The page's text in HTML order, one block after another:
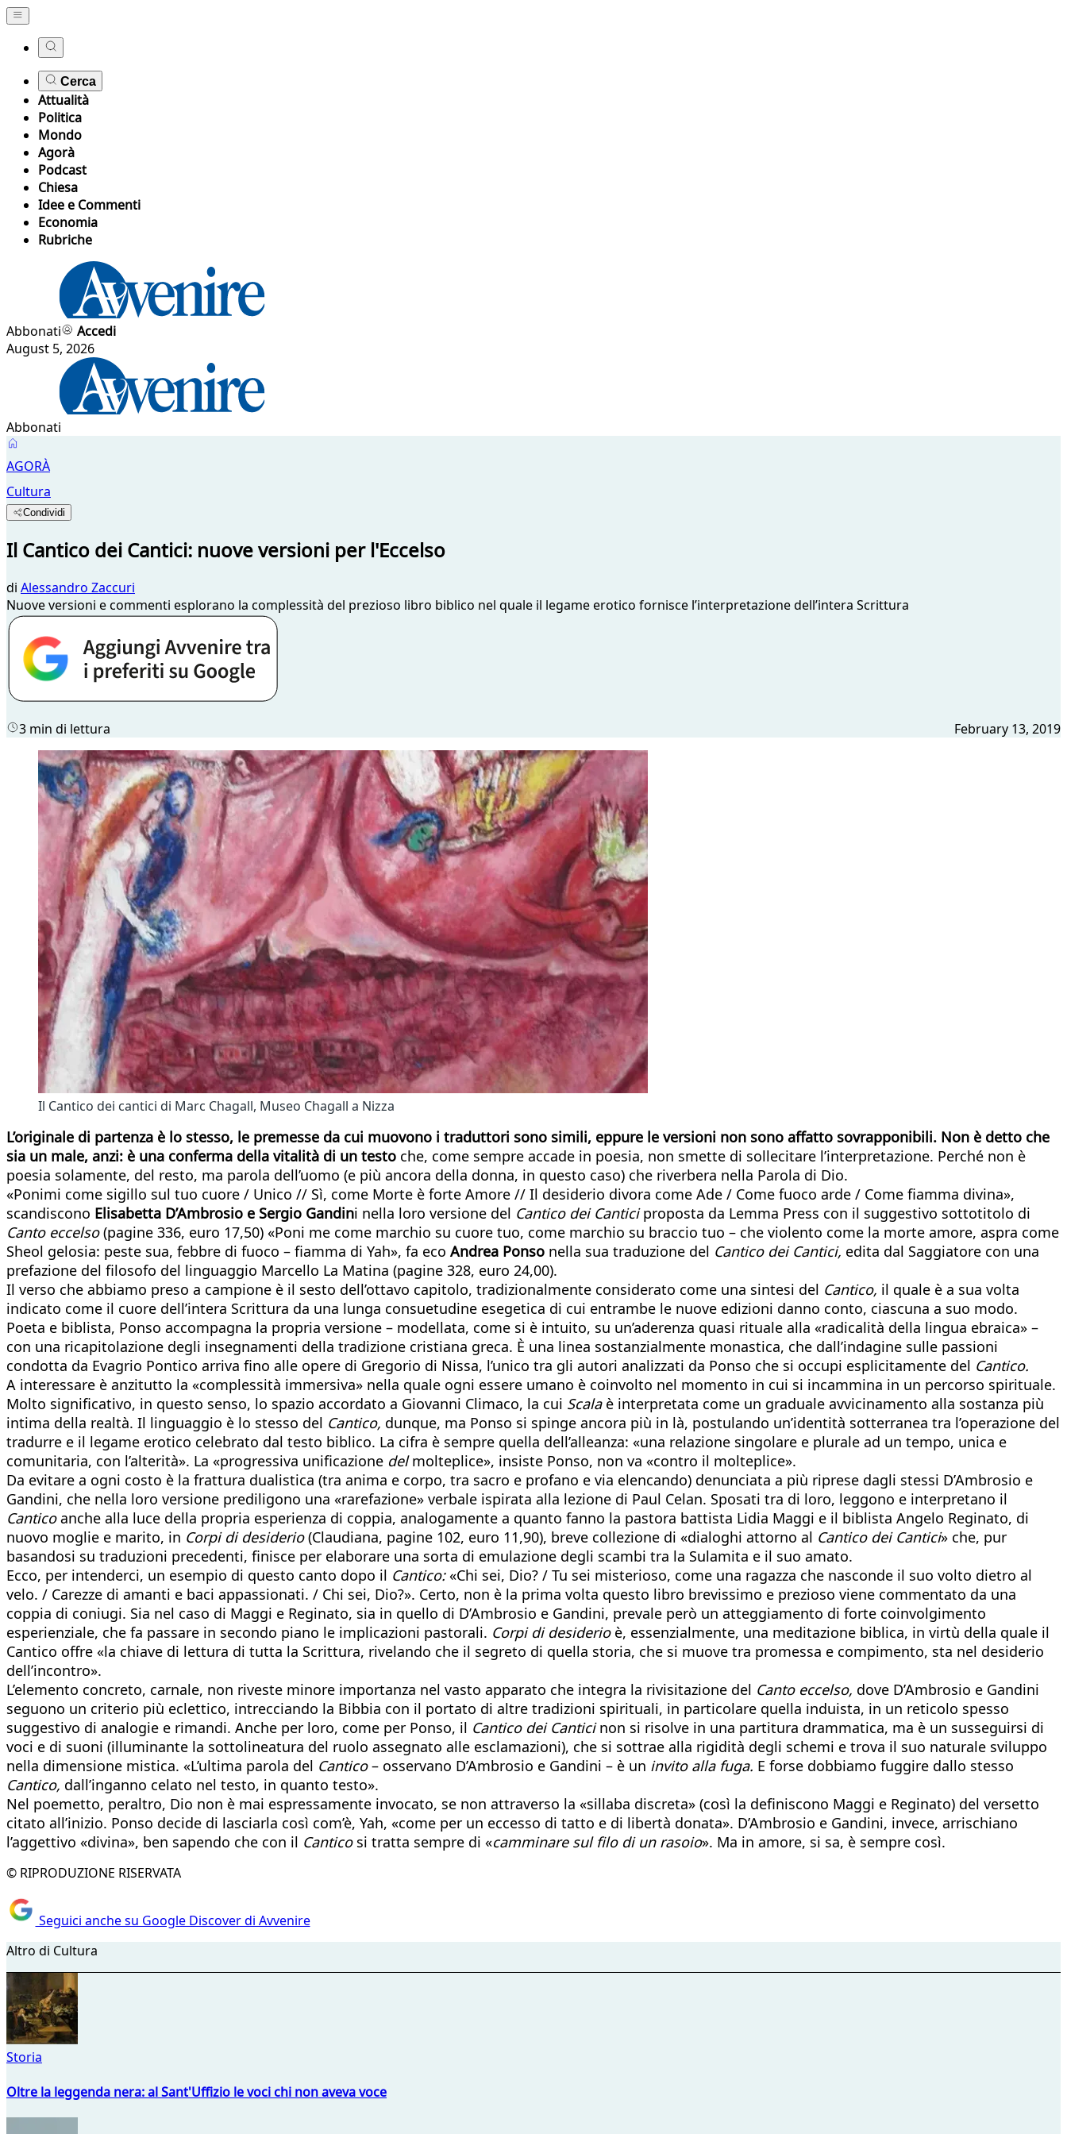
Cerca
Attualità
Politica
Mondo
Agorà
Podcast
Chiesa
Idee e Commenti
Economia
Rubriche
Abbonati
Accedi
August 5, 2026
Abbonati
AGORÀ
Cultura
Condividi
Il Cantico dei Cantici: nuove versioni per l'Eccelso
di Alessandro Zaccuri
Nuove versioni e commenti esplorano la complessità del prezioso libro biblico nel quale il legame erotico fornisce l’interpretazione dell’intera Scrittura
3 min di lettura February 13, 2019
Il Cantico dei cantici di Marc Chagall, Museo Chagall a Nizza
L’originale di partenza è lo stesso, le premesse da cui muovono i traduttori sono simili, eppure le versioni non sono affatto sovrapponibili. Non è detto che
sia un male, anzi: è una conferma della vitalità di un testo che, come sempre accade in poesia, non smette di sollecitare l’interpretazione. Perché non è
poesia solamente, del resto, ma parola dell’uomo (e più ancora della donna, in questo caso) che riverbera nella Parola di Dio.
«Ponimi come sigillo sul tuo cuore / Unico // Sì, come Morte è forte Amore // Il desiderio divora come Ade / Come fuoco arde / Come fiamma divina»,
scandiscono Elisabetta D’Ambrosio e Sergio Gandini nella loro versione del Cantico dei Canticiproposta da Lemma Press con il suggestivo sottotitolo di
Canto eccelso(pagine 336, euro 17,50) «Poni me come marchio su cuore tuo, come marchio su braccio tuo – che violento come la morte amore, aspra come
Sheol gelosia: peste sua, febbre di fuoco – fiamma di Yah», fa eco Andrea Ponso nella sua traduzione del Cantico dei Cantici, edita dal Saggiatore con una
prefazione del filosofo del linguaggio Marcello La Matina (pagine 328, euro 24,00).
Il verso che abbiamo preso a campione è il sesto dell’ottavo capitolo, tradizionalmente considerato come una sintesi del Cantico, il quale è a sua volta
indicato come il cuore dell’intera Scrittura da una lunga consuetudine esegetica di cui entrambe le nuove edizioni danno conto, ciascuna a suo modo.
Poeta e biblista, Ponso accompagna la propria versione – modellata, come si è intuito, su un’aderenza quasi rituale alla «radicalità della lingua ebraica» –
con una ricapitolazione degli insegnamenti della tradizione cristiana greca. È una linea sostanzialmente monastica, che dall’indagine sulle passioni
condotta da Evagrio Pontico arriva fino alle opere di Gregorio di Nissa, l’unico tra gli autori analizzati da Ponso che si occupi esplicitamente del Cantico.
A interessare è anzitutto la «complessità immersiva» nella quale ogni essere umano è coinvolto nel momento in cui si incammina in un percorso spirituale.
Molto significativo, in questo senso, lo spazio accordato a Giovanni Climaco, la cui Scalaè interpretata come un graduale avvicinamento alla sostanza più
intima della realtà. Il linguaggio è lo stesso del Cantico, dunque, ma Ponso si spinge ancora più in là, postulando un’identità sotterranea tra l’operazione del
tradurre e il legame erotico celebrato dal testo biblico. La cifra è sempre quella dell’alleanza: «una relazione singolare e plurale ad un tempo, unica e
comunitaria, con l’alterità». La «progressiva unificazione delmolteplice», insiste Ponso, non va «contro il molteplice».
Da evitare a ogni costo è la frattura dualistica (tra anima e corpo, tra sacro e profano e via elencando) denunciata a più riprese dagli stessi D’Ambrosio e
Gandini, che nella loro versione prediligono una «rarefazione» verbale ispirata alla lezione di Paul Celan. Sposati tra di loro, leggono e interpretano il
Canticoanche alla luce della propria esperienza di coppia, analogamente a quanto fanno la pastora battista Lidia Maggi e il biblista Angelo Reginato, di
nuovo moglie e marito, in Corpi di desiderio(Claudiana, pagine 102, euro 11,90), breve collezione di «dialoghi attorno al Cantico dei Cantici» che, pur
basandosi su traduzioni precedenti, finisce per elaborare una sorta di emulazione degli scambi tra la Sulamita e il suo amato.
Ecco, per intenderci, un esempio di questo canto dopo il Cantico:«Chi sei, Dio? / Tu sei misterioso, come una ragazza che nasconde il suo volto dietro al
velo. / Carezze di amanti e baci appassionati. / Chi sei, Dio?». Certo, non è la prima volta questo libro brevissimo e prezioso viene commentato da una
coppia di coniugi. Sia nel caso di Maggi e Reginato, sia in quello di D’Ambrosio e Gandini, prevale però un atteggiamento di forte coinvolgimento
esperienziale, che fa passare in secondo piano le implicazioni pastorali. Corpi di desiderioè, essenzialmente, una meditazione biblica, in virtù della quale il
Cantico offre «la chiave di lettura di tutta la Scrittura, rivelando che il segreto di quella storia, che si muove tra promessa e compimento, sta nel desiderio
dell’incontro».
L’elemento concreto, carnale, non riveste minore importanza nel vasto apparato che integra la rivisitazione del Canto eccelso, dove D’Ambrosio e Gandini
seguono un criterio più eclettico, intrecciando la Bibbia con il portato di altre tradizioni spirituali, in particolare quella induista, in un reticolo spesso
suggestivo di analogie e rimandi. Anche per loro, come per Ponso, il Cantico dei Canticinon si risolve in una partitura drammatica, ma è un susseguirsi di
voci e di suoni (illuminante la sottolineatura del ruolo assegnato alle esclamazioni), che si sottrae alla rigidità degli schemi e trova il suo naturale sviluppo
nella dimensione mistica. «L’ultima parola del Cantico– osservano D’Ambrosio e Gandini – è un invito alla fuga. E forse dobbiamo fuggire dallo stesso
Cantico, dall’inganno celato nel testo, in quanto testo».
Nel poemetto, peraltro, Dio non è mai espressamente invocato, se non attraverso la «sillaba discreta» (così la definiscono Maggi e Reginato) del versetto
citato all’inizio. Ponso decide di lasciarla così com’è, Yah, «come per un eccesso di tatto e di libertà donata». D’Ambrosio e Gandini, invece, arrischiano
l’aggettivo «divina», ben sapendo che con il Canticosi tratta sempre di «camminare sul filo di un rasoio». Ma in amore, si sa, è sempre così.
© RIPRODUZIONE RISERVATA
Seguici anche su Google Discover di Avvenire
Altro di Cultura
Storia
Oltre la leggenda nera: al Sant'Uffizio le voci chi non aveva voce